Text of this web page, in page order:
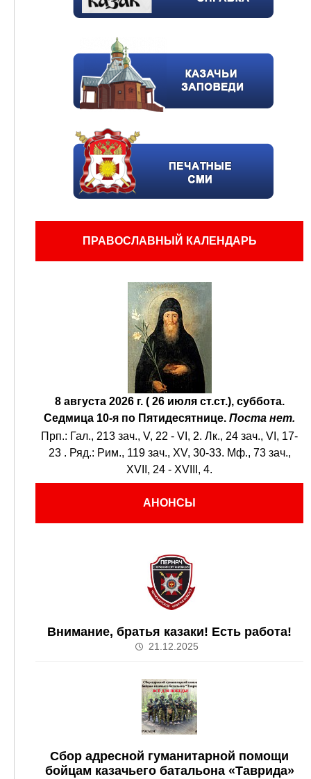
ПРАВОСЛАВНЫЙ КАЛЕНДАРЬ
8 августа 2026 г. ( 26 июля ст.ст.), суббота.
Седмица 10-я по Пятидесятнице. Поста нет.
Прп.: Гал., 213 зач., V, 22 - VI, 2. Лк., 24 зач., VI, 17-
23 . Ряд.: Рим., 119 зач., XV, 30-33. Мф., 73 зач.,
XVII, 24 - XVIII, 4.
АНОНСЫ
Внимание, братья казаки! Есть работа!
21.12.2025
Сбор адресной гуманитарной помощи
бойцам казачьего батальона «Таврида»